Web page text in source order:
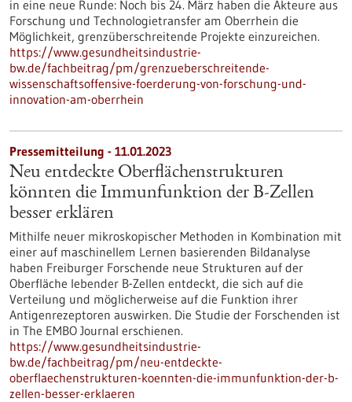
in eine neue Runde: Noch bis 24. März haben die Akteure aus
Forschung und Technologietransfer am Oberrhein die
Möglichkeit, grenzüberschreitende Projekte einzureichen.
https://www.gesundheitsindustrie-
bw.de/fachbeitrag/pm/grenzueberschreitende-
wissenschaftsoffensive-foerderung-von-forschung-und-
innovation-am-oberrhein
Pressemitteilung - 11.01.2023
Neu entdeckte Oberflächenstrukturen
könnten die Immunfunktion der B-Zellen
besser erklären
Mithilfe neuer mikroskopischer Methoden in Kombination mit
einer auf maschinellem Lernen basierenden Bildanalyse
haben Freiburger Forschende neue Strukturen auf der
Oberfläche lebender B-Zellen entdeckt, die sich auf die
Verteilung und möglicherweise auf die Funktion ihrer
Antigenrezeptoren auswirken. Die Studie der Forschenden ist
in The EMBO Journal erschienen.
https://www.gesundheitsindustrie-
bw.de/fachbeitrag/pm/neu-entdeckte-
oberflaechenstrukturen-koennten-die-immunfunktion-der-b-
zellen-besser-erklaeren